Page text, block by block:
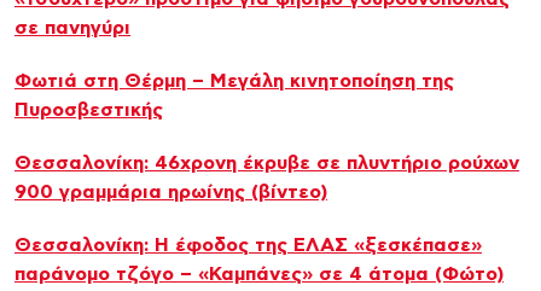
σε πανηγύρι
Φωτιά στη Θέρμη – Μεγάλη κινητοποίηση της
Πυροσβεστικής
Θεσσαλονίκη: 46χρονη έκρυβε σε πλυντήριο ρούχων
900 γραμμάρια ηρωίνης (βίντεο)
Θεσσαλονίκη: Η έφοδος της ΕΛΑΣ «ξεσκέπασε»
παράνομο τζόγο – «Καμπάνες» σε 4 άτομα (Φώτο)